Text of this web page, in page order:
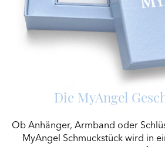
Die MyAngel
Ob Anhänger, Armband oder
MyAngel Schmuckstück wird in